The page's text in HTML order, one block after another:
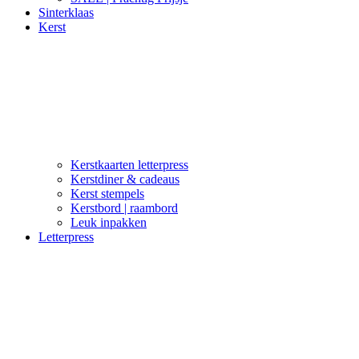
Sinterklaas
Kerst
Kerstkaarten letterpress
Kerstdiner & cadeaus
Kerst stempels
Kerstbord | raambord
Leuk inpakken
Letterpress